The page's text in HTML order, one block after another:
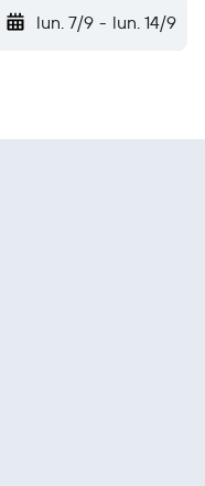
lun. 7/9 - lun. 14/9